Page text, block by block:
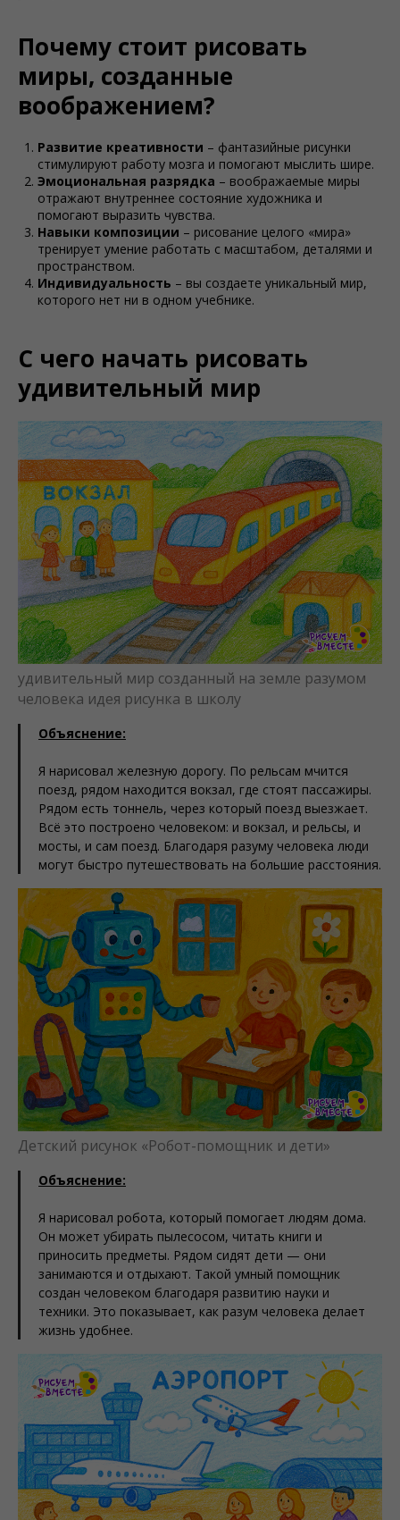
Почему стоит рисовать
миры, созданные
воображением?
Развитие креативности – фантазийные рисунки
стимулируют работу мозга и помогают мыслить шире.
Эмоциональная разрядка – воображаемые миры
отражают внутреннее состояние художника и
помогают выразить чувства.
Навыки композиции – рисование целого «мира»
тренирует умение работать с масштабом, деталями и
пространством.
Индивидуальность – вы создаете уникальный мир,
которого нет ни в одном учебнике.
С чего начать рисовать
удивительный мир
удивительный мир созданный на земле разумом
человека идея рисунка в школу
Объяснение:
Я нарисовал железную дорогу. По рельсам мчится
поезд, рядом находится вокзал, где стоят пассажиры.
Рядом есть тоннель, через который поезд выезжает.
Всё это построено человеком: и вокзал, и рельсы, и
мосты, и сам поезд. Благодаря разуму человека люди
могут быстро путешествовать на большие расстояния.
Детский рисунок «Робот-помощник и дети»
Объяснение:
Я нарисовал робота, который помогает людям дома.
Он может убирать пылесосом, читать книги и
приносить предметы. Рядом сидят дети — они
занимаются и отдыхают. Такой умный помощник
создан человеком благодаря развитию науки и
техники. Это показывает, как разум человека делает
жизнь удобнее.